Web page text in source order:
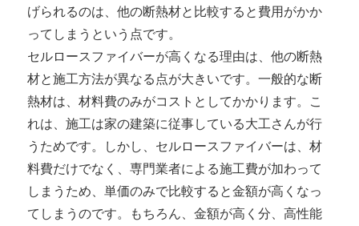
げられるのは、他の断熱材と比較すると費用がかか
ってしまうという点です。
セルロースファイバーが高くなる理由は、他の断熱
材と施工方法が異なる点が大きいです。一般的な断
熱材は、材料費のみがコストとしてかかります。こ
れは、施工は家の建築に従事している大工さんが行
うためです。しかし、セルロースファイバーは、材
料費だけでなく、専門業者による施工費が加わって
しまうため、単価のみで比較すると金額が高くなっ
てしまうのです。もちろん、金額が高く分、高性能